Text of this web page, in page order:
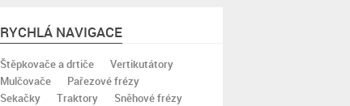
RYCHLÁ NAVIGACE
Štěpkovače a drtiče
Vertikutátory
Mulčovače
Pařezové frézy
Sekačky
Traktory Sněhové frézy